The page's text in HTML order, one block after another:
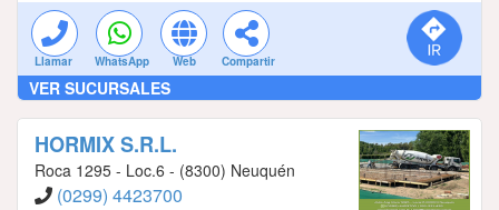
Llamar WhatsApp Web Compartir
VER SUCURSALES
HORMIX S.R.L.
Roca 1295 - Loc.6 - (8300) Neuquén
(0299) 4423700